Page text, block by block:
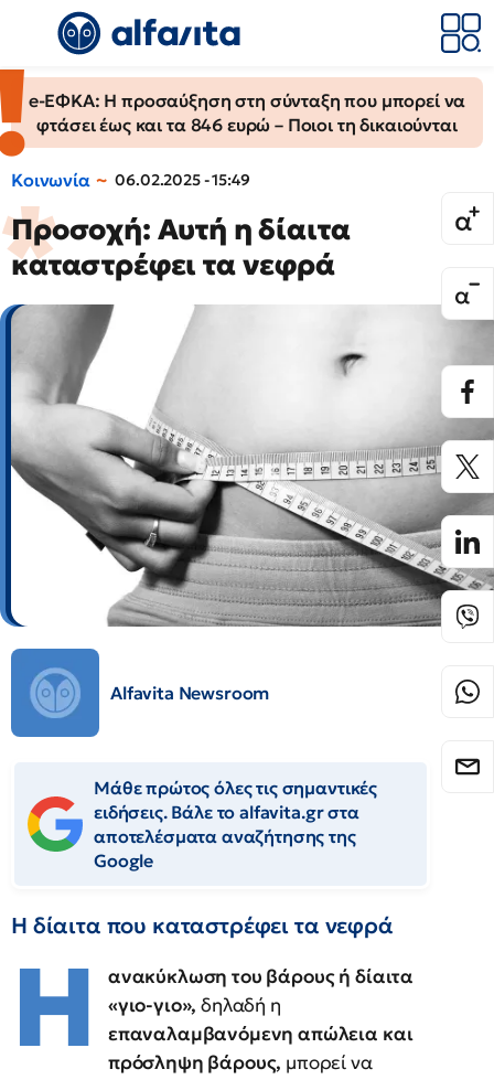
e-ΕΦΚΑ: Η προσαύξηση στη σύνταξη που μπορεί να
φτάσει έως και τα 846 ευρώ – Ποιοι τη δικαιούνται
Κοινωνία 06.02.2025 - 15:49
Προσοχή: Αυτή η δίαιτα
καταστρέφει τα νεφρά
Alfavita Newsroom
Μάθε πρώτος όλες τις σημαντικές
ειδήσεις. Βάλε το alfavita.gr στα
αποτελέσματα αναζήτησης της
Google
Η δίαιτα που καταστρέφει τα νεφρά
Η
ανακύκλωση του βάρους ή δίαιτα
«γιο-γιο»,δηλαδή η
επαναλαμβανόμενη απώλεια και
πρόσληψη βάρους, μπορεί να